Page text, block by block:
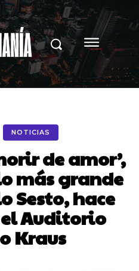
NOTICIAS
de amor’,
más grande
Sesto, hace
Auditorio
Kraus